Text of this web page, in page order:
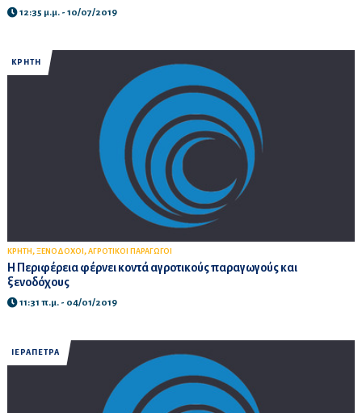
12:35 μ.μ. - 10/07/2019
ΚΡΗΤΗ
ΚΡΗΤΗ , ΞΕΝΟΔΟΧΟΙ , ΑΓΡΟΤΙΚΟΙ ΠΑΡΑΓΩΓΟΙ
Η Περιφέρεια φέρνει κοντά αγροτικούς παραγωγούς και
ξενοδόχους
11:31 π.μ. - 04/01/2019
ΙΕΡΑΠΕΤΡΑ